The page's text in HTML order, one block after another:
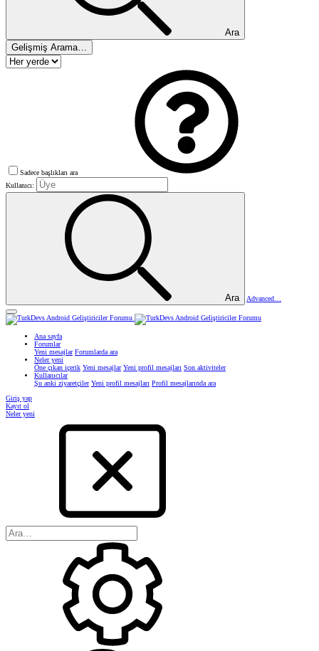
Ara
Gelişmiş Arama…
Sadece başlıkları ara
Kullanıcı:
Ara Advanced…
Ana sayfa
Forumlar
Yeni mesajlar Forumlarda ara
Neler yeni
Öne çıkan içerik Yeni mesajlar Yeni profil mesajları Son aktiviteler
Kullanıcılar
Şu anki ziyaretçiler Yeni profil mesajları Profil mesajlarında ara
Giriş yap
Kayıt ol
Neler yeni